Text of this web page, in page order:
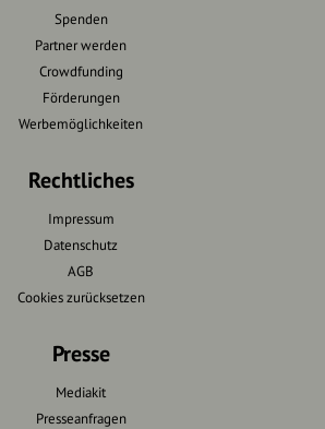
Spenden
Partner werden
Crowdfunding
Förderungen
Werbemöglichkeiten
Rechtliches
Impressum
Datenschutz
AGB
Cookies zurücksetzen
Presse
Mediakit
Presseanfragen